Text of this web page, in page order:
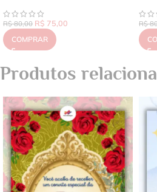
R$80,00 R$ 75,00
COMPRAR
R$
Produtos